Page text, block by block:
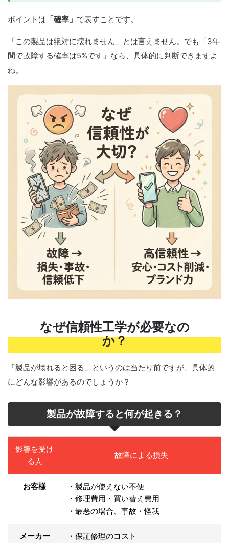
ポイントは 「確率」 で表すことです。
「この製品は絶対に壊れません」とは言えません。でも「3年
間で故障する確率は5%です」なら、具体的に判断できますよ
ね。
なぜ信頼性工学が必要なの
か？
「製品が壊れると困る」というのは当たり前ですが、具体的
にどんな影響があるのでしょうか？
製品が故障すると何が起きる？
影響を受け
る人
故障による損失
お客様
・製品が使えない不便
・修理費用・買い替え費用
・最悪の場合、事故・怪我
メーカー
・保証修理のコスト